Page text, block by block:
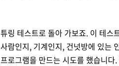
튜링 테스트로 돌아 가보죠. 이 테스
사람인지, 기계인지, 건넛방에 있는
프로그램을 만드는 시도를 했습니